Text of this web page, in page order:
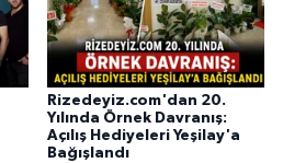
Rizedeyiz.com'dan 20.
Yılında Örnek Davranış:
Açılış Hediyeleri Yeşilay'a
Bağışlandı